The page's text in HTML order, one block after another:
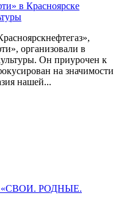
в Красноярске
организовали в
Он приурочен к
на значимости
нашей...
РОДНЫЕ.